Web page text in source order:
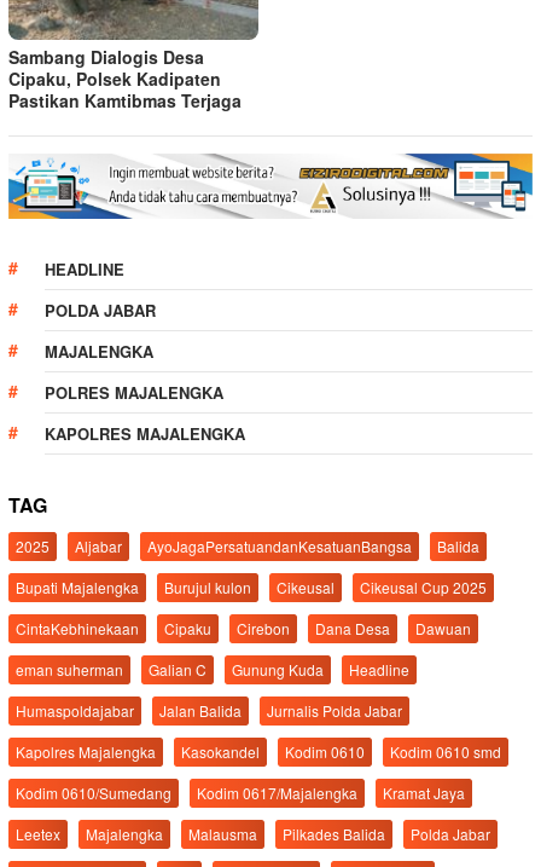
Sambang Dialogis Desa
Cipaku, Polsek Kadipaten
Pastikan Kamtibmas Terjaga
HEADLINE
POLDA JABAR
MAJALENGKA
POLRES MAJALENGKA
KAPOLRES MAJALENGKA
TAG
2025 Aljabar AyoJagaPersatuandanKesatuanBangsa
Balida
Bupati Majalengka
Burujul kulon Cikeusal
Cikeusal Cup 2025
CintaKebhinekaan
Cipaku Cirebon Dana Desa
Dawuan
eman suherman
Galian C Gunung Kuda
Headline
Humaspoldajabar
Jalan Balida
Jurnalis Polda Jabar
Kapolres Majalengka
Kasokandel Kodim 0610
Kodim 0610 smd
Kodim 0610/Sumedang
Kodim 0617/Majalengka
Kramat Jaya
Leetex
Majalengka Malausma Pilkades Balida
Polda Jabar